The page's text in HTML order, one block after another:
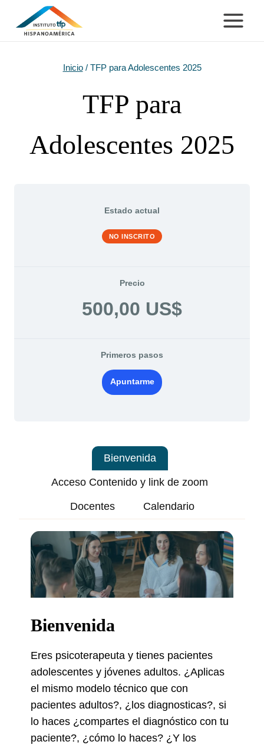
Inicio / TFP para Adolescentes 2025
TFP para
Adolescentes 2025
Estado actual
NO INSCRITO
Precio
500,00 US$
Primeros pasos
Apuntarme
Bienvenida
Acceso Contenido y link de zoom
Docentes Calendario
Bienvenida
Eres psicoterapeuta y tienes pacientes
adolescentes y jóvenes adultos. ¿Aplicas
el mismo modelo técnico que con
pacientes adultos?, ¿los diagnosticas?, si
lo haces ¿compartes el diagnóstico con tu
paciente?, ¿cómo lo haces? ¿Y los